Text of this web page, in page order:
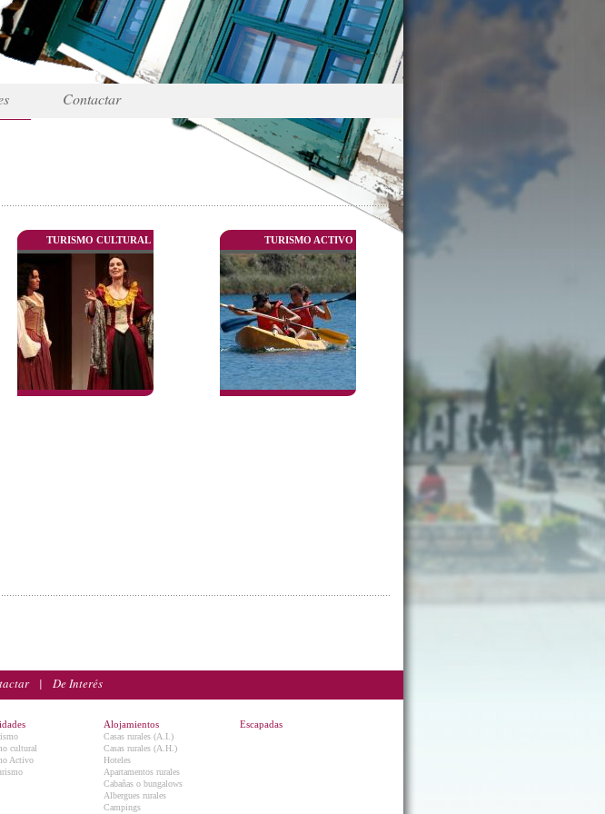
Contactar
TURISMO CULTURAL TURISMO ACTIVO
| De Interés
cultural
Activo
Alojamientos
Casas rurales (A.I.)
Casas rurales (A.H.)
Hoteles
Apartamentos rurales
Cabañas o bungalows
Albergues rurales
Campings
Escapadas